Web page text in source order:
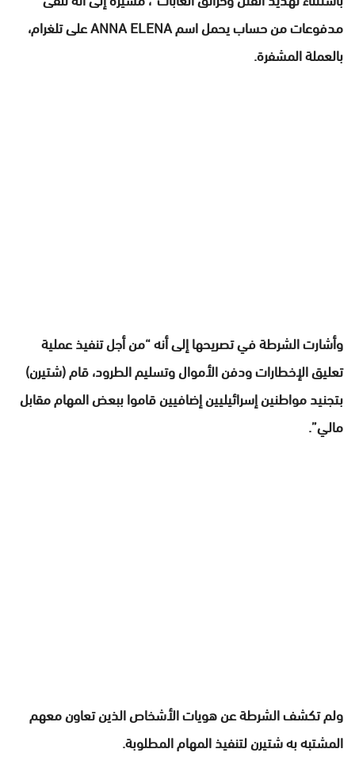
مدفوعات من حساب يحمل اسم ANNA ELENA على تلغرام،
بالعملة المشفرة.
وأشارت الشرطة في تصريحها إلى أنه “من أجل تنفيذ عملية
تعليق الإخطارات ودفن الأموال وتسليم الطرود، قام (شتيرن)
بتجنيد مواطنين إسرائيليين إضافيين قاموا ببعض المهام مقابل
مالي”.
ولم تكشف الشرطة عن هويات الأشخاص الذين تعاون معهم
المشتبه به شتيرن لتنفيذ المهام المطلوبة.